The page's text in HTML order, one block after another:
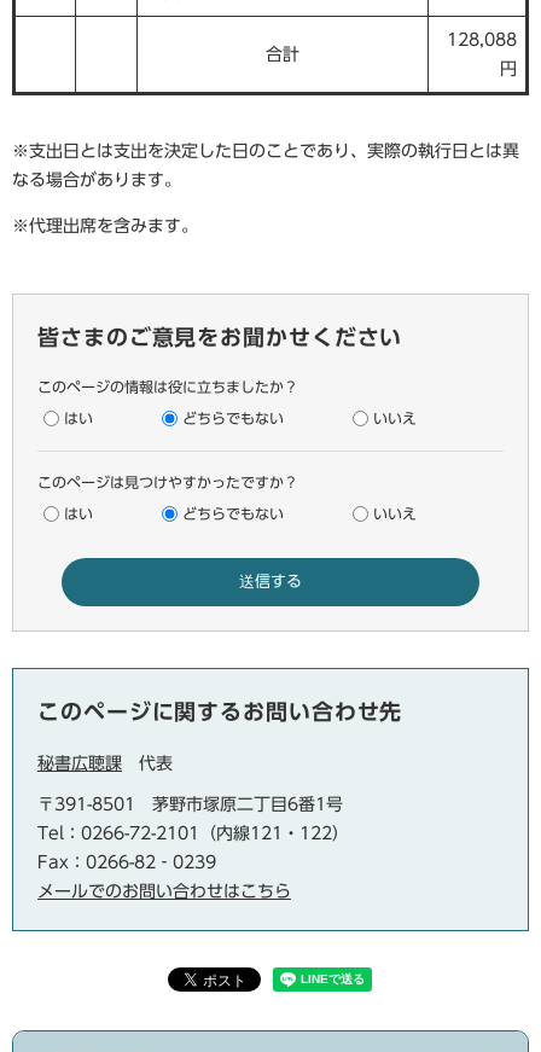
合計
128,088
円
※支出日とは支出を決定した日のことであり、実際の執行日とは異
なる場合があります。
※代理出席を含みます。
皆さまのご意見をお聞かせください
このページの情報は役に立ちましたか？
はい どちらでもない いいえ
このページは見つけやすかったですか？
はい どちらでもない いいえ
このページに関するお問い合わせ先
秘書広聴課 代表
〒391-8501
茅野市塚原二丁目6番1号
Tel：0266-72-2101（内線121・122）
Fax：0266-82‐0239
メールでのお問い合わせはこちら